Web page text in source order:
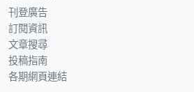
刊登廣告
訂閱資訊
文章搜尋
投稿指南
各期網頁連結